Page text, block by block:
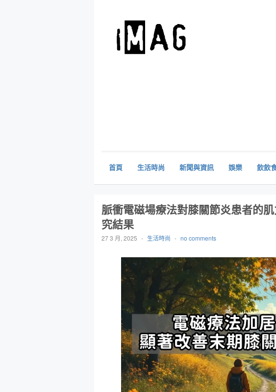
首頁 生活時尚 新聞與資訊 娛樂 飲飲
脈衝電磁場療法對膝關節炎患者的
究結果
27 3 月, 2025 - 生活時尚 - no comments